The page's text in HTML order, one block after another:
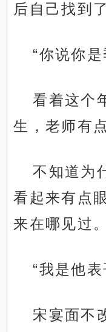
后自己找到
“你说你
看着这个
生，老师有
不知道为
看起来有点
来在哪见过。
“我是他
宋宴面不